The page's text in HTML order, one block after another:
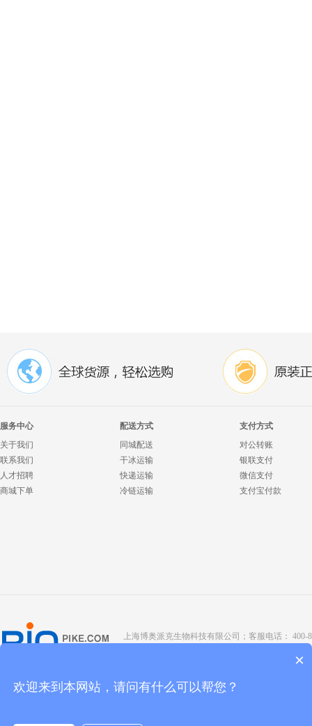
服务中心
关于我们
联系我们
人才招聘
商城下单
配送方式
同城配送
干冰运输
快递运输
冷链运输
支付方式
对公转账
银联支付
微信支付
支付宝付款
上海博奥派克生物科技有限公司；客服电话： 400-
京ICP备
×
欢迎来到本网站，请问有什么可以帮您？